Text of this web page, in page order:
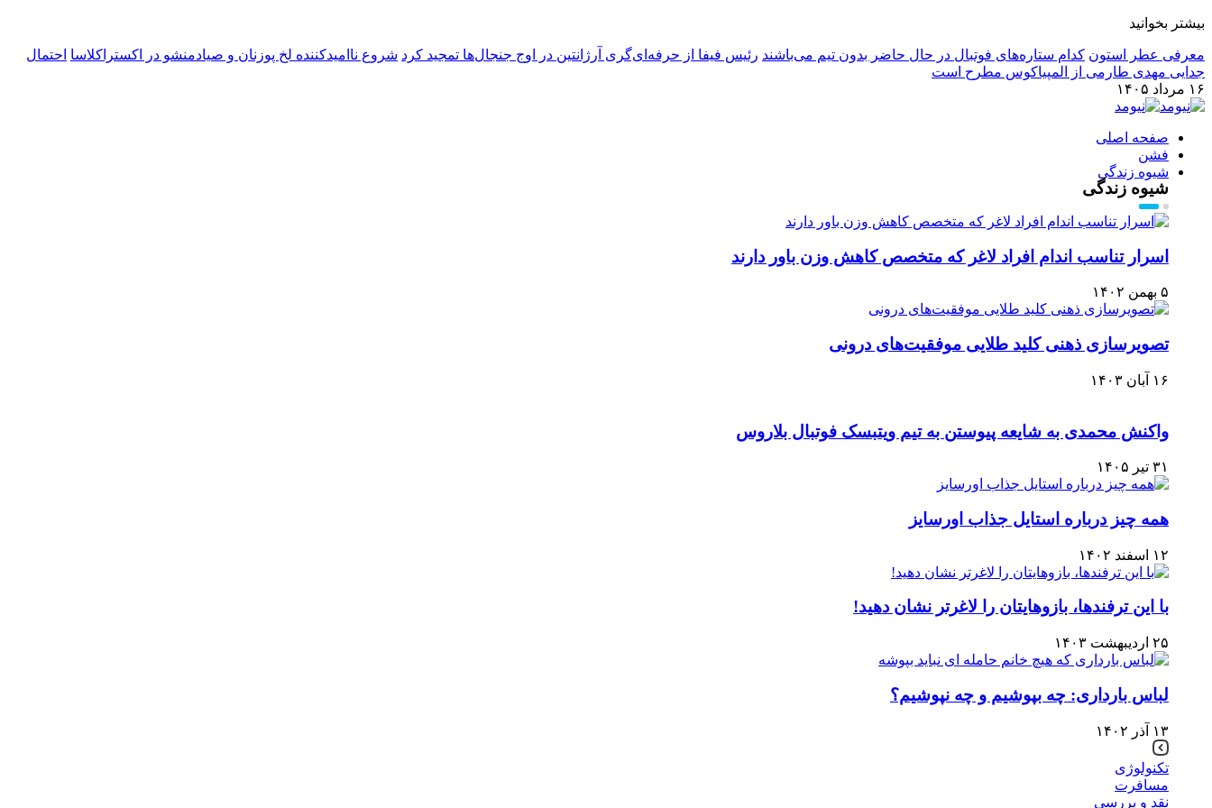
بیشتر بخوانید
معرفی عطر استون کدام ستاره‌های فوتبال در حال حاضر بدون تیم می‌باشند رئیس فیفا از حرفه‌ای‌گری آرژانتین در اوج جنجال‌ها تمجید کرد شروع ناامیدکننده لخ پوزنان و صیادمنشو در اکستراکلاسا احتمال
جدایی مهدی طارمی از المپیاکوس مطرح است
۱۶ مرداد ۱۴۰۵
صفحه اصلی
فشن
شیوه زندگی
شیوه زندگی
اسرار تناسب اندام افراد لاغر که متخصص کاهش وزن باور دارند
۵ بهمن ۱۴۰۲
تصویرسازی ذهنی کلید طلایی موفقیت‌های درونی
۱۶ آبان ۱۴۰۳
واکنش محمدی به شایعه پیوستن به تیم ویتبسک فوتبال بلاروس
۳۱ تیر ۱۴۰۵
همه چیز درباره استایل جذاب اورسایز
۱۲ اسفند ۱۴۰۲
با این ترفندها، بازوهایتان را لاغرتر نشان دهید!
۲۵ اردیبهشت ۱۴۰۳
لباس بارداری: چه بپوشیم و چه نپوشیم؟
۱۳ آذر ۱۴۰۲
تکنولوژی
مسافرت
نقد و بررسی